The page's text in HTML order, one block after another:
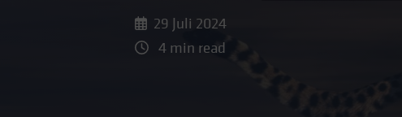
29 Juli 2024
4 min read